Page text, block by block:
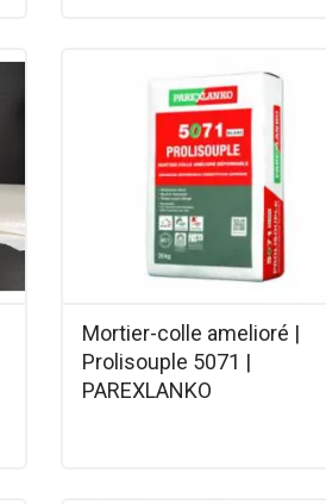
Mortier-colle amelioré |
Prolisouple 5071 |
PAREXLANKO